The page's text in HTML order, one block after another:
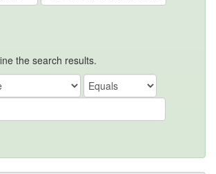
the search results.